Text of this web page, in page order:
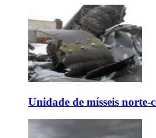
Unidade de mísseis